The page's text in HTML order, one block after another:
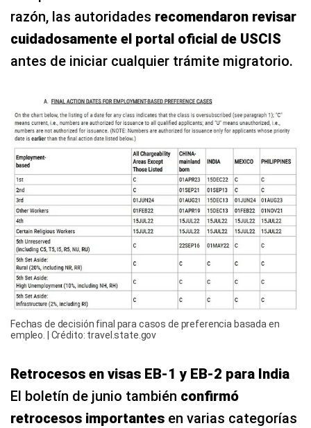
razón, las autoridades recomendaron revisar
cuidadosamente el portal oficial de USCIS
antes de iniciar cualquier trámite migratorio.
Fechas de decisión final para casos de preferencia basada en
empleo. | Crédito: travel.state.gov
Retrocesos en visas EB-1 y EB-2 para India
El boletín de junio también confirmó
retrocesos importantes en varias categorías